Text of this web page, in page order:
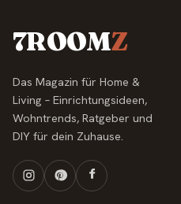
7ROOMZ
Das Magazin für Home &
Living – Einrichtungsideen,
Wohntrends, Ratgeber und
DIY für dein Zuhause.